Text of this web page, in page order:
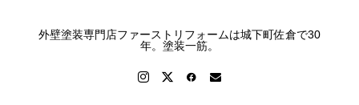
外壁塗装専門店ファーストリフォームは城下町佐倉で30
年。塗装一筋。